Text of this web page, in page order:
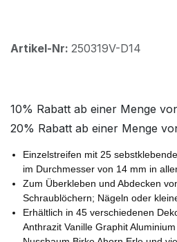
Artikel-Nr: 250319V-D14
10% Rabatt ab einer Menge
20% Rabatt ab einer Menge
Einzelstreifen mit 25
im Durchmesser von 14 mm in
Zum Überkleben und Abdecken
Schraublöchern; Nägeln oder
Erhältlich in 45 verschiedenen
Anthrazit Vanille Graphit